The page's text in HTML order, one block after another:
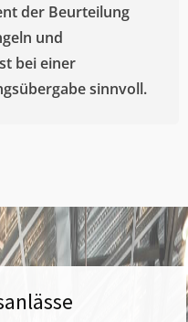
der Beurteilung
und
bei einer
sinnvoll.